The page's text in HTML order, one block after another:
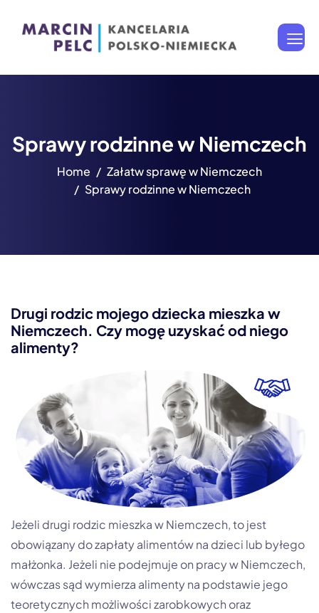
Sprawy rodzinne w Niemczech
Home
Załatw sprawę w Niemczech
Sprawy rodzinne w Niemczech
Drugi rodzic mojego dziecka mieszka w
Niemczech. Czy mogę uzyskać od niego
alimenty?
Jeżeli drugi rodzic mieszka w Niemczech, to jest
obowiązany do zapłaty alimentów na dzieci lub byłego
małżonka. Jeżeli nie podejmuje on pracy w Niemczech,
wówczas sąd wymierza alimenty na podstawie jego
teoretycznych możliwości zarobkowych oraz